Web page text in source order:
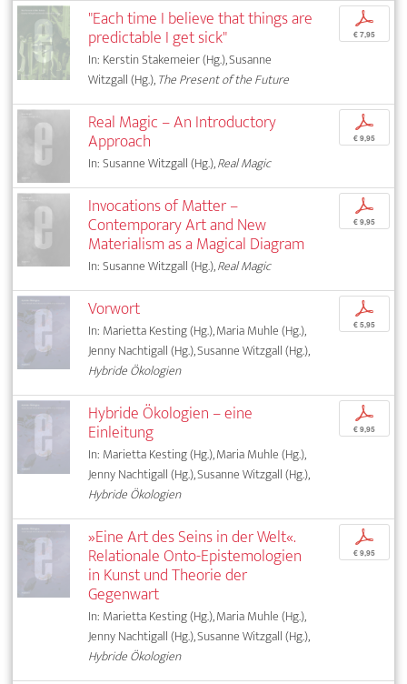
"Each time I believe that things are
predictable I get sick"
In: Kerstin Stakemeier (Hg.), Susanne
Witzgall (Hg.),The Present of the Future
p
€ 7,95
Real Magic – An Introductory
Approach
In: Susanne Witzgall (Hg.),Real Magic
p
€ 9,95
Invocations of Matter –
Contemporary Art and New
Materialism as a Magical Diagram
In: Susanne Witzgall (Hg.),Real Magic
p
€ 9,95
Vorwort
In: Marietta Kesting (Hg.), Maria Muhle (Hg.),
Jenny Nachtigall (Hg.), Susanne Witzgall (Hg.),
Hybride Ökologien
p
€ 5,95
Hybride Ökologien – eine
Einleitung
In: Marietta Kesting (Hg.), Maria Muhle (Hg.),
Jenny Nachtigall (Hg.), Susanne Witzgall (Hg.),
Hybride Ökologien
p
€ 9,95
»Eine Art des Seins in der Welt«.
Relationale Onto-Epistemologien
in Kunst und Theorie der
Gegenwart
In: Marietta Kesting (Hg.), Maria Muhle (Hg.),
Jenny Nachtigall (Hg.), Susanne Witzgall (Hg.),
Hybride Ökologien
p
€ 9,95